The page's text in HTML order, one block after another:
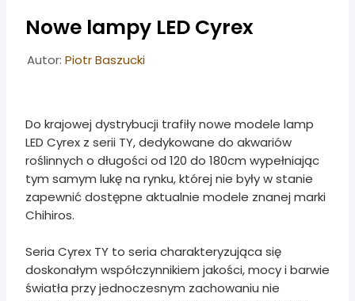
Nowe lampy LED Cyrex
Informacje o artykule
Autor: Piotr Baszucki
Do krajowej dystrybucji trafiły nowe modele lamp
LED Cyrex z serii TY, dedykowane do akwariów
roślinnych o długości od 120 do 180cm wypełniając
tym samym lukę na rynku, której nie były w stanie
zapewnić dostępne aktualnie modele znanej marki
Chihiros.
Seria Cyrex TY to seria charakteryzująca się
doskonałym współczynnikiem jakości, mocy i barwie
światła przy jednoczesnym zachowaniu nie